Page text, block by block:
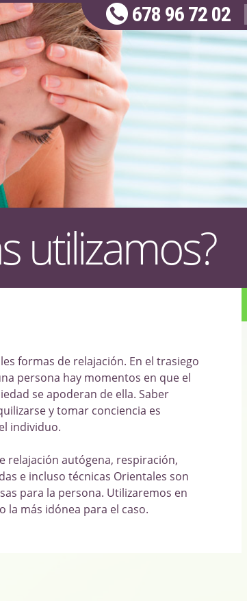
678 96 72 02
utilizamos?
formas de relajación. En el trasiego
persona hay momentos en que el
se apoderan de ella. Saber
y tomar conciencia es
individuo.
relajación autógena, respiración,
e incluso técnicas Orientales son
para la persona. Utilizaremos en
la más idónea para el caso.